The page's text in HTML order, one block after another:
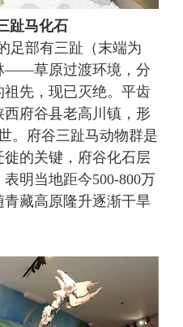
趾马化石
足部有三趾（末端为
——草原过渡环境，分
先，现已灭绝。 平齿
府谷县老高川镇， 形
。 府谷三趾马动物群是
徙的关键 ， 府谷化石层
表明当地距今500-800万
藏高原隆升逐渐干旱